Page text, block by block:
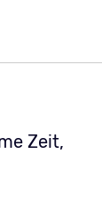
Zeit,